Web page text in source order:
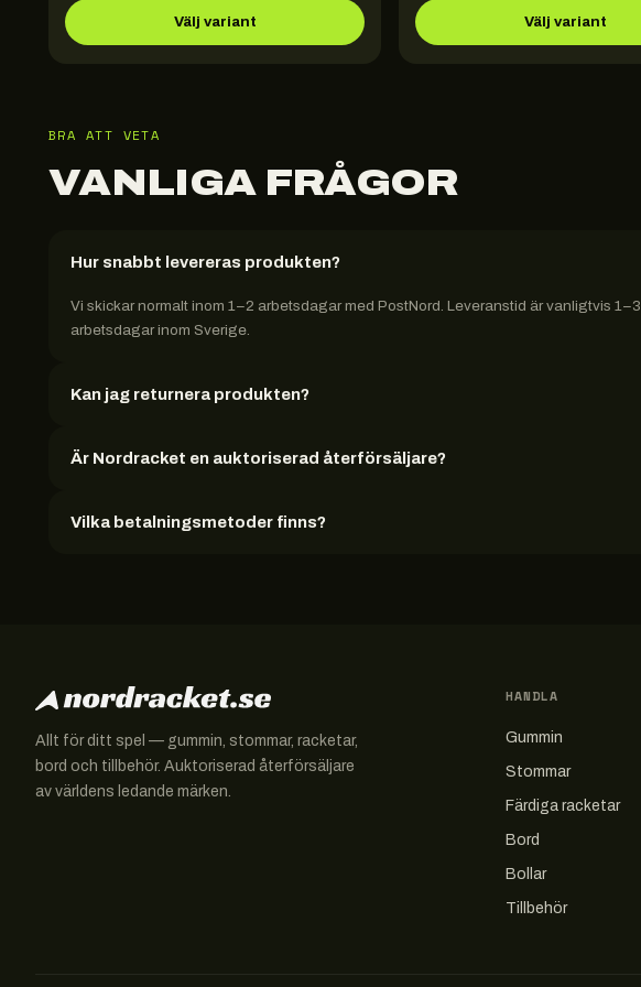
Välj variant Välj variant
BRA ATT VETA
VANLIGA FRÅGOR
Hur snabbt levereras produkten?
Vi skickar normalt inom 1–2 arbetsdagar med PostNord. Leveranstid är vanligtvis 1–3
arbetsdagar inom Sverige.
Kan jag returnera produkten?
Är Nordracket en auktoriserad återförsäljare?
Vilka betalningsmetoder finns?
Allt för ditt spel — gummin, stommar, racketar,
bord och tillbehör. Auktoriserad återförsäljare
av världens ledande märken.
HANDLA
Gummin
Stommar
Färdiga racketar
Bord
Bollar
Tillbehör